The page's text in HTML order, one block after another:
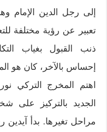
إلى رجل الدين الإمام
تعبير عن رؤية مختلفة
ذنب القبول بغياب
إحساس بالآخر، كان هو
اهتم المخرج التركي
الجديد بالتركيز على
مراحل تغيرها. بدأ